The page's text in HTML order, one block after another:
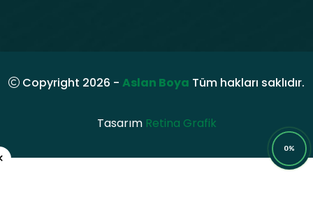
Copyright 2026 - Aslan Boya Tüm hakları saklıdır.
Tasarım Retina Grafik
0%